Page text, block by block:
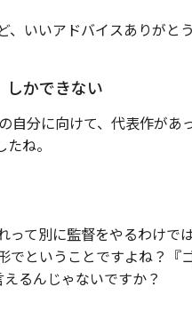
、いいアドバイスありがと
しかできない
自分に向けて、代表作があ
ね。
って別に監督をやるわけでは
でということですよね？『
るんじゃないですか？